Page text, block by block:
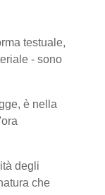
testuale,
- sono
è nella
degli
che